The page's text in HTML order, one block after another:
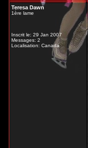
Teresa Dawn
1ère lame
Inscrit le: 29 Jan 2007
Messages: 2
Localisation: Canada